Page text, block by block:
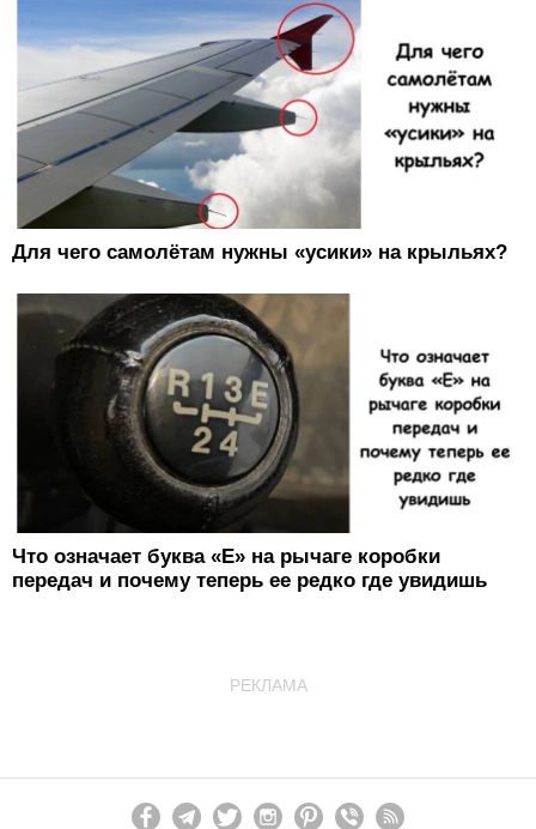
Для чего самолётам нужны «усики» на крыльях?
Что означает буква «E» на рычаге коробки
передач и почему теперь ее редко где увидишь
РЕКЛАМА